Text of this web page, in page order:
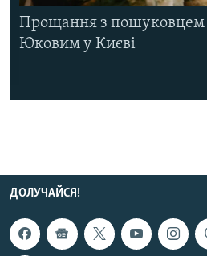
Прощання з пошуковцем
Юковим у Києві
ДОЛУЧАЙСЯ!